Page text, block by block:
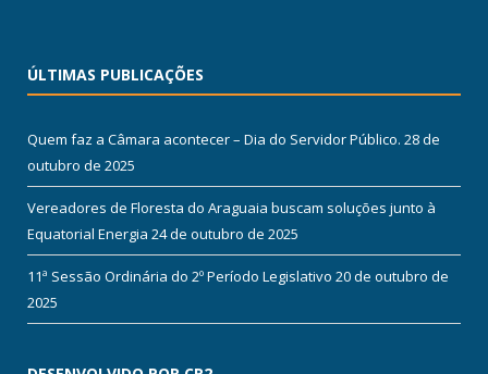
ÚLTIMAS PUBLICAÇÕES
Quem faz a Câmara acontecer – Dia do Servidor Público. 28 de
outubro de 2025
Vereadores de Floresta do Araguaia buscam soluções junto à
Equatorial Energia 24 de outubro de 2025
11ª Sessão Ordinária do 2º Período Legislativo 20 de outubro de
2025